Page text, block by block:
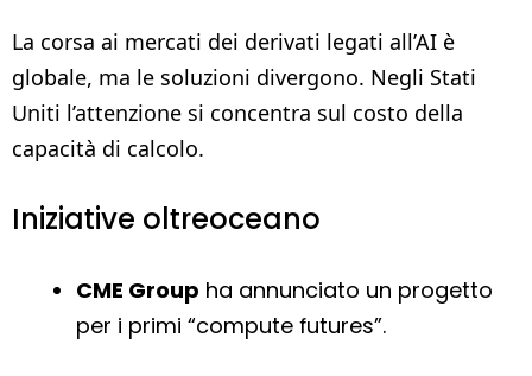
La corsa ai mercati dei derivati legati all’AI è
globale, ma le soluzioni divergono. Negli Stati
Uniti l’attenzione si concentra sul costo della
capacità di calcolo.
Iniziative oltreoceano
CME Group ha annunciato un progetto
per i primi “compute futures”.